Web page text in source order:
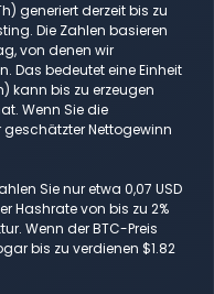
generiert derzeit bis zu
Die Zahlen basieren
von denen wir
Das bedeutet eine Einheit
kann bis zu erzeugen
Wenn Sie die
geschätzter Nettogewinn
Sie nur etwa 0,07 USD
Hashrate von bis zu 2%
Wenn der BTC-Preis
bis zu verdienen $1.82